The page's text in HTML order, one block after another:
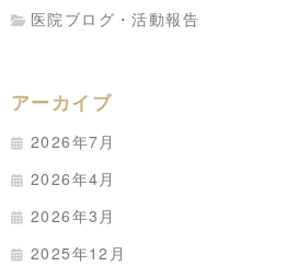
医院ブログ・活動報告
アーカイブ
2026年7月
2026年4月
2026年3月
2025年12月